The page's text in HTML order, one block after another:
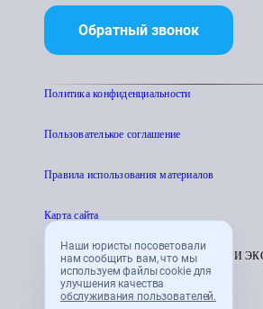
Наши юристы посоветовали
нам сообщить вам, что мы
используем файлы cookie для
улучшения качества
обслуживания пользователей.
Обратный звонок
Политика конфиденциальности
Пользователькое соглашение
Правила использования материалов
Карта сайта
© 1995 - 2026 «ЦЕНТР АТТЕСТАЦИИ И
CENTRATTEK.RU